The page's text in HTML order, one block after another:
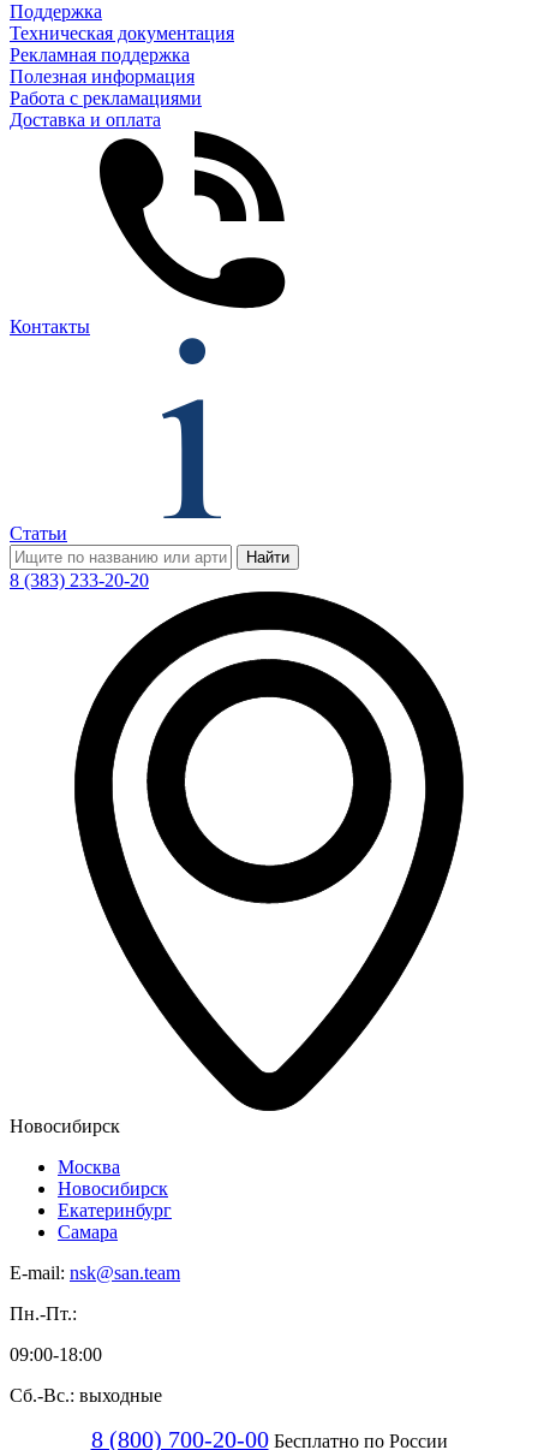
Поддержка
Техническая документация
Рекламная поддержка
Полезная информация
Работа с рекламациями
Доставка и оплата
Контакты
Статьи
Найти
8 (383) 233-20-20
Новосибирск
Москва
Новосибирск
Екатеринбург
Самара
E-mail: nsk@san.team
Пн.-Пт.:
09:00-18:00
Сб.-Вс.: выходные
8 (800) 700-20-00 Бесплатно по России